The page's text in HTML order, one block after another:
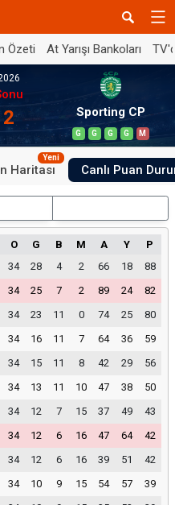
Özeti At Yarışı Bankoları
Sporting CP
G G G G M
Haritası
Yeni
Canlı Puan
O G B M A Y
P
34 28 4 2 66 18
88
34 25 7 2 89 24
82
34 23 11 0 74 25
80
34 16 11 7 64 36
59
34 15 11 8 42 29
56
34 13 11 10 47 38
50
34 12 7 15 37 49
43
34 12 6 16 47 64
42
34 12 6 16 39 51
42
34 10 9 15 54 57
39